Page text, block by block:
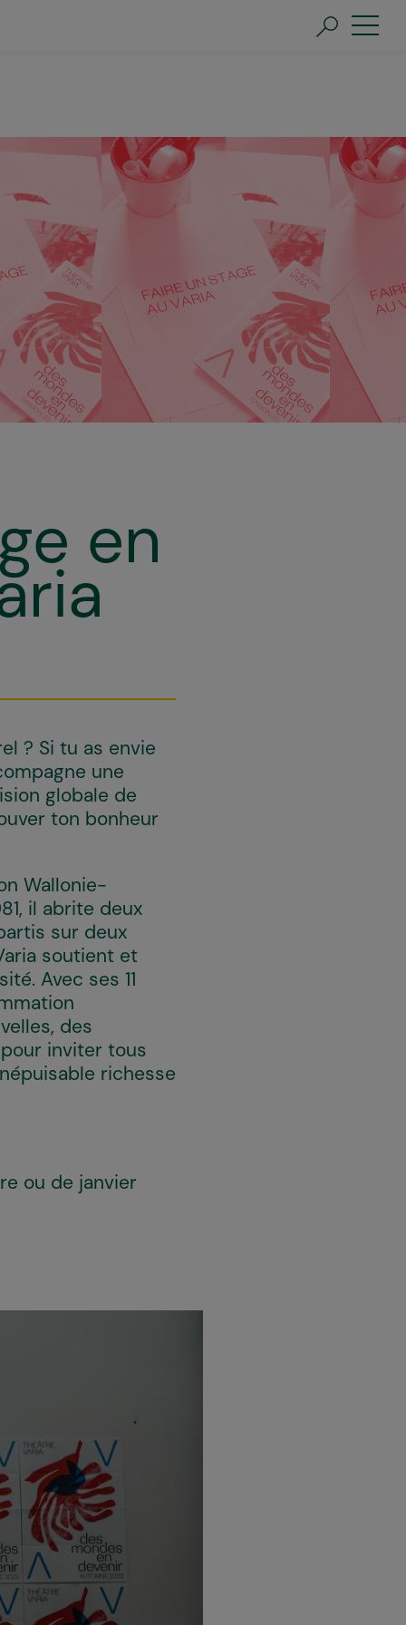
en
? Si tu as envie
une
globale de
ton bonheur
Wallonie-
il abrite deux
sur deux
soutient et
Avec ses 11
des
inviter tous
richesse
ou de janvier